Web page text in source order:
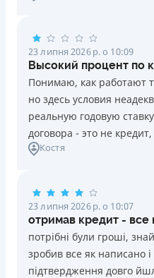
23 липня 2026 р. о 10:09
Высокий процент по
Понимаю, как работают
но здесь условия
реальную годовую
договора - это не
Костя
23 липня 2026 р. о 10:07
отримав кредит - все
потрібні були гроші,
зробив все як написано
підтвердження довго